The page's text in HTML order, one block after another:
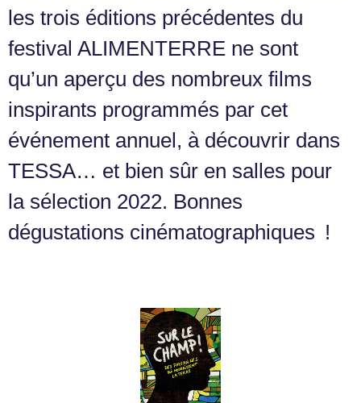
les trois éditions précédentes du
festival ALIMENTERRE ne sont
qu’un aperçu des nombreux films
inspirants programmés par cet
événement annuel, à découvrir dans
TESSA… et bien sûr en salles pour
la sélection 2022. Bonnes
dégustations cinématographiques !